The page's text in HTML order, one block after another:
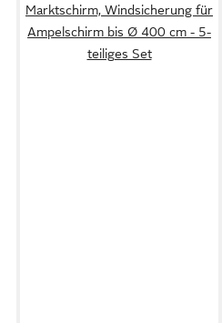
Marktschirm, Windsicherung für
Ampelschirm bis Ø 400 cm - 5-
teiliges Set